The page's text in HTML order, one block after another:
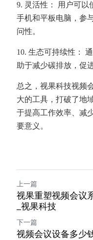
9. 灵活性： 用户可以
手机和平板电脑，参
问性。
10. 生态可持续性：
助于减少碳排放，促
总之，视果科技视频
大的工具，打破了地
于提高工作效率、减
要意义。
上一篇
视果重塑视频会
_视果科技
下一篇
视频会议设备多少